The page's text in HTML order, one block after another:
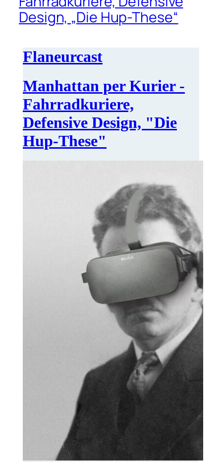
Design, „Die Hup-These“